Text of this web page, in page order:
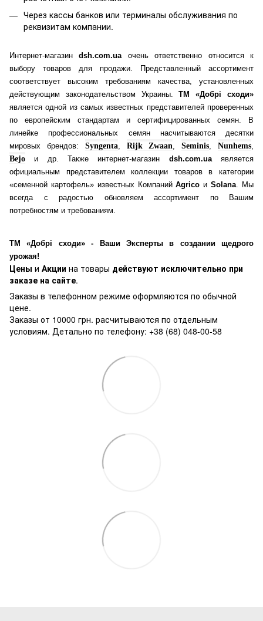
Через кассы банков или терминалы обслуживания по
реквизитам компании.
Интернет-магазинdsh.com.ua очень ответственно относится к
выбору товаров для продажи. Представленный ассортимент
соответствует высоким требованиям качества, установленных
действующим законодательством Украины.ТМ «Добрі сходи»
является одной из самых известных представителей проверенных
по европейским стандартам и сертифицированных семян. В
линейке профессиональных семян насчитываются десятки
мировых брендов: Syngenta, Rijk Zwaan ,Seminis ,Nunhems
Bejo и др. Также интернет-магазин dsh.com.uaявляется
официальным представителем коллекции товаров в категории
«семенной картофель» известных КомпанийAgrico иSolana . Мы
всегда с радостью обновляем ассортимент по Вашим
потребностям и требованиям.
ТМ «Добрі сходи» - Ваши Эксперты в создании щедрого
урожая!
Цены и Акции на товары действуют исключительно при
заказе на сайте.
Заказы в телефонном режиме оформляются по обычной
цене.
Заказы от 10000 грн. расчитываются по отдельным
условиям. Детально по телефону: +38 (68) 048-00-58